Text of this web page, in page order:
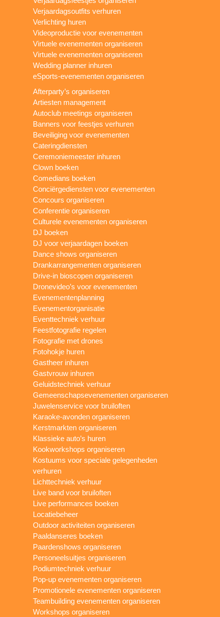
Verjaardagsoutfits verhuren
Verlichting huren
Videoproductie voor evenementen
Virtuele evenementen organiseren
Virtuele evenementen organiseren
Wedding planner inhuren
eSports-evenementen organiseren
Afterparty’s organiseren
Artiesten management
Autoclub meetings organiseren
Banners voor feestjes verhuren
Beveiliging voor evenementen
Cateringdiensten
Ceremoniemeester inhuren
Clown boeken
Comedians boeken
Conciërgediensten voor evenementen
Concours organiseren
Conferentie organiseren
Culturele evenementen organiseren
DJ boeken
DJ voor verjaardagen boeken
Dance shows organiseren
Drankarrangementen organiseren
Drive-in bioscopen organiseren
Dronevideo’s voor evenementen
Evenementenplanning
Evenementorganisatie
Eventtechniek verhuur
Feestfotografie regelen
Fotografie met drones
Fotohokje huren
Gastheer inhuren
Gastvrouw inhuren
Geluidstechniek verhuur
Gemeenschapsevenementen organiseren
Juwelenservice voor bruiloften
Karaoke-avonden organiseren
Kerstmarkten organiseren
Klassieke auto’s huren
Kookworkshops organiseren
Kostuums voor speciale gelegenheden
verhuren
Lichttechniek verhuur
Live band voor bruiloften
Live performances boeken
Locatiebeheer
Outdoor activiteiten organiseren
Paaldanseres boeken
Paardenshows organiseren
Personeelsuitjes organiseren
Podiumtechniek verhuur
Pop-up evenementen organiseren
Promotionele evenementen organiseren
Teambuilding evenementen organiseren
Workshops organiseren